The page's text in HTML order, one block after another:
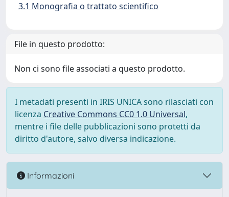
3.1 Monografia o trattato scientifico
File in questo prodotto:
Non ci sono file associati a questo prodotto.
I metadati presenti in IRIS UNICA sono rilasciati con
licenza Creative Commons CC0 1.0 Universal,
mentre i file delle pubblicazioni sono protetti da
diritto d'autore, salvo diversa indicazione.
Informazioni